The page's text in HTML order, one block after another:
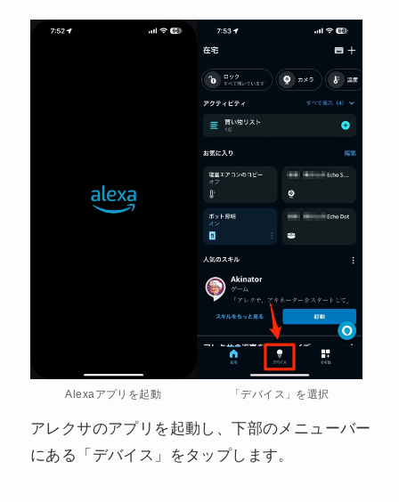
Alexaアプリを起動 「デバイス」を選択
アレクサのアプリを起動し、下部のメニューバー
にある「デバイス」をタップします。